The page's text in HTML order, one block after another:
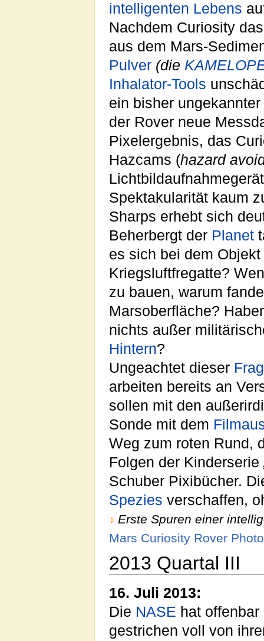
intelligenten Lebens
Nachdem Curiosity
aus dem Mars-
Pulver (die
Inhalator-Tools
ein bisher
der Rover neue
Pixelergebnis, das
Hazcams (hazard
Spektakularität kaum
Sharps erhebt sich
Beherbergt der Planet
es sich bei dem
Kriegsluftfregatte?
zu bauen, warum
Marsoberfläche?
nichts außer
Hintern?
Ungeachtet dieser
arbeiten bereits an
sollen mit den
Sonde mit dem
Weg zum roten Rund,
Folgen der Kinderserie
Schuber Pixibücher.
Spezies verschaffen,
Erste Spuren einer
Mars Curiosity Rover Photo
2013 Quartal III
16. Juli 2013:
Die NASE hat
gestrichen voll von